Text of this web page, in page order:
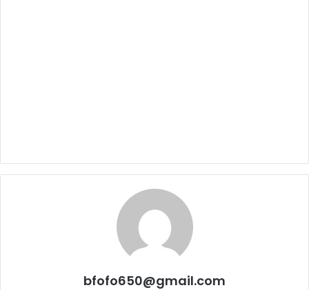
bfofo650@gmail.com